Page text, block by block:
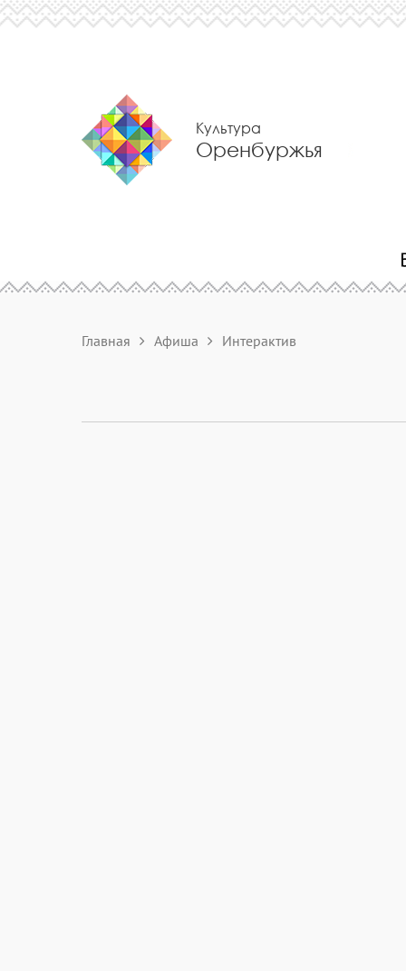
Культура
Оренбуржья
Главная Афиша Интерактив